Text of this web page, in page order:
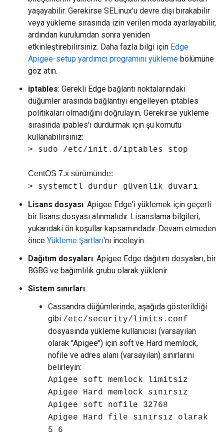
yaşayabilir. Gerekirse SELinux'u devre dışı bırakabilir
veya yükleme sırasında izin verilen moda ayarlayabilir,
ardından kurulumdan sonra yeniden
etkinleştirebilirsiniz. Daha fazla bilgi için Edge
Apigee-setup yardımcı programını yükleme bölümüne
göz atın.
iptables: Gerekli Edge bağlantı noktalarındaki
düğümler arasında bağlantıyı engelleyen iptables
politikaları olmadığını doğrulayın. Gerekirse yükleme
sırasında ipables'ı durdurmak için şu komutu
kullanabilirsiniz:
> sudo /etc/init.d/iptables stop
CentOS 7.x sürümünde:
> systemctl durdur güvenlik duvarı
Lisans dosyası: Apigee Edge'i yüklemek için geçerli
bir lisans dosyası alınmalıdır. Lisanslama bilgileri,
yukarıdaki ön koşullar kapsamındadır. Devam etmeden
önce Yükleme Şartları'nı inceleyin.
Dağıtım dosyaları: Apigee Edge dağıtım dosyaları, bir
BGBG ve bağımlılık grubu olarak yüklenir.
Sistem sınırları:
Cassandra düğümlerinde, aşağıda gösterildiği
gibi /etc/security/limits.conf
dosyasında yükleme kullanıcısı (varsayılan
olarak "Apigee") için soft ve Hard memlock,
nofile ve adres alanı (varsayılan) sınırlarını
belirleyin:
Apigee soft memlock limitsiz
Apigee Hard memlock sınırsız
Apigee soft nofile 32768
Apigee Hard file sınırsız olarak
5 6